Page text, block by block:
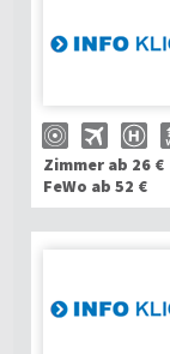
Zimmer ab 26 €
FeWo ab 52 €